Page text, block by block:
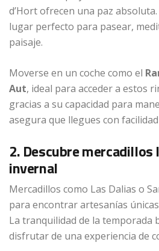
d’Hort ofrecen una paz
lugar perfecto para pasear,
paisaje.
Moverse en un coche como el
Aut, ideal para acceder a estos
gracias a su capacidad para
asegura que llegues con
2. Descubre
invernal
Mercadillos como Las Dalias o
para encontrar artesanías
La tranquilidad de la temporada
disfrutar de una experiencia de